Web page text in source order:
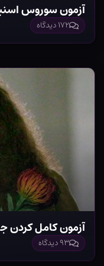
آزمون سوروس
۱۷۲ دیدگاه
آزمون کامل کردن
۹۳ دیدگاه